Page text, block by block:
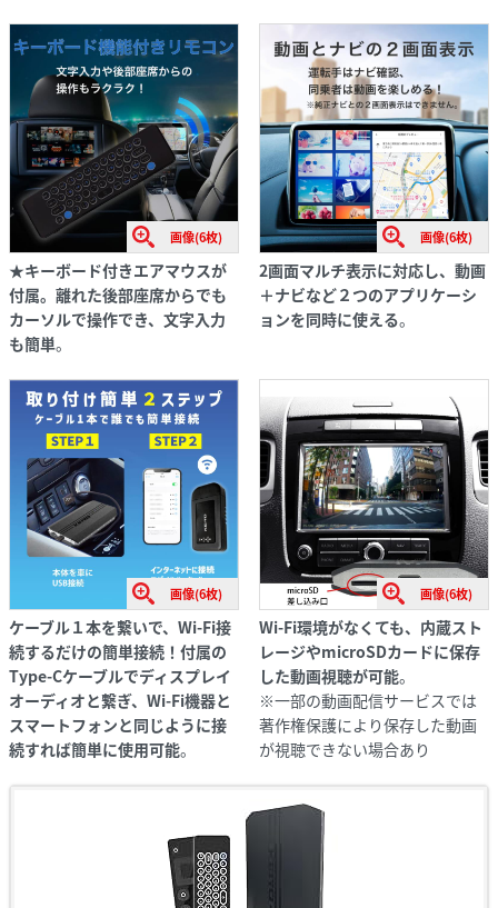
画像(6枚)
★キーボード付きエアマウスが
付属。離れた後部座席からでも
カーソルで操作でき、文字入力
も簡単。
画像(6枚)
2画面マルチ表示に対応し、動画
＋ナビなど２つのアプリケーシ
ョンを同時に使える。
画像(6枚)
ケーブル１本を繋いで、Wi-Fi接
続するだけの簡単接続！付属の
Type-Cケーブルでディスプレイ
オーディオと繋ぎ、Wi-Fi機器と
スマートフォンと同じように接
続すれば簡単に使用可能。
画像(6枚)
Wi-Fi環境がなくても、内蔵スト
レージやmicroSDカードに保存
した動画視聴が可能。
※一部の動画配信サービスでは
著作権保護により保存した動画
が視聴できない場合あり